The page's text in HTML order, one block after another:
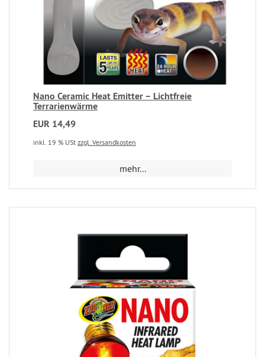
Nano Ceramic Heat Emitter – Lichtfreie
Terrarienwärme
EUR 14,49
inkl. 19 % USt zzgl. Versandkosten
mehr...